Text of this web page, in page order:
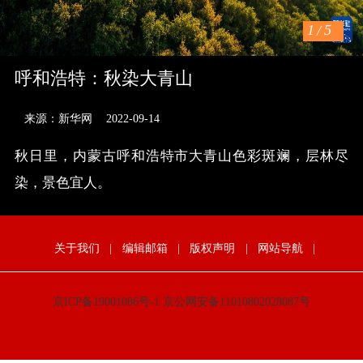
1 /5
呼和浩特：秋染大青山
来源：新华网 2022-09-14
秋日里，内蒙古呼和浩特市大青山色彩斑斓，层林尽
染，景色宜人。
关于我们 | 编辑邮箱 | 版权声明 | 网站导航 |
京ICP备19001086号-1 京公网安备11010802028087号